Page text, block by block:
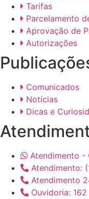
Tarifas
Parcelamento
Aprovação de
Autorizações
Comunicados
Notícias
Dicas e
Atendimento -
Atendimento:
Atendimento
Ouvidoria: 162